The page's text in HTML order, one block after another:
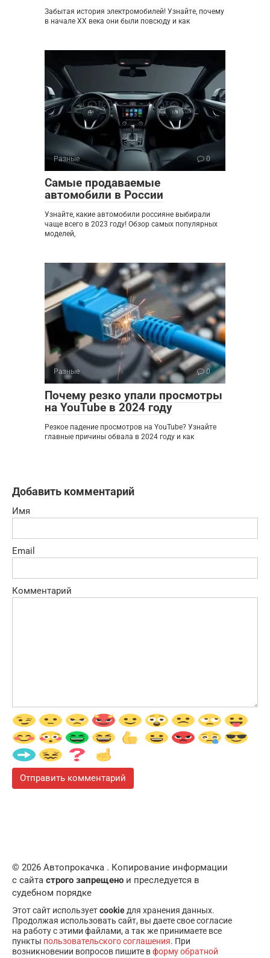
Забытая история электромобилей! Узнайте, почему
в начале XX века они были повсюду и как
Разные 0
Самые продаваемые
автомобили в России
Узнайте, какие автомобили россияне выбирали
чаще всего в 2023 году! Обзор самых популярных
моделей,
Разные 0
Почему резко упали просмотры
на YouTube в 2024 году
Резкое падение просмотров на YouTube? Узнайте
главные причины обвала в 2024 году и как
Добавить комментарий
Имя
Email
Комментарий
© 2026 Автопрокачка . Копирование информации
с сайта строго запрещено и преследуется в
судебном порядке
Этот сайт используетcookie для хранения данных.
Продолжая использовать сайт, вы даете свое согласие
на работу с этими файлами, а так же принимаете все
пункты пользовательского соглашения. При
возникновении вопросов пишите вформу обратной